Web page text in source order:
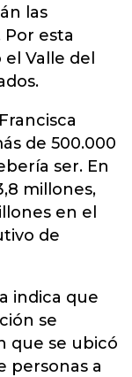
las
esta
Valle del
de 500.000
ser. En
millones,
en el
de
indica que
se
que se ubicó
personas a